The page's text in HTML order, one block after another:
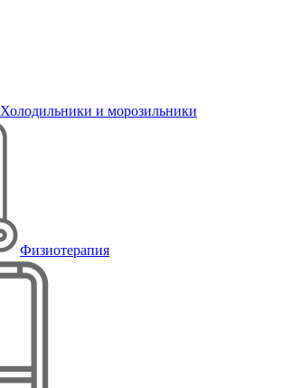
Холодильники и морозильники
Физиотерапия